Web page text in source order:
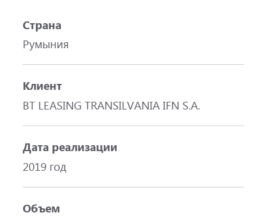
Страна
Румыния
Клиент
BT LEASING TRANSILVANIA IFN S.A.
Дата реализации
2019 год
Объем